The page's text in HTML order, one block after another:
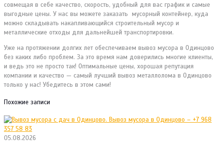
совмещая в себе качество, скорость, удобный для вас график и самые
выгодные цены. У нас вы можете заказать мусорный контейнер, куда
можно складывать накапливающийся строительный мусор и
металлические отходы для дальнейшей транспортировки.
Уже на протяжении долгих лет обеспечиваем вывоз мусора в Одинцово
без каких либо проблем. За это время нам доверились многие клиенты,
и ведь это не просто так! Оптимальные цены, хорошая репутация
компании и качество — самый лучший вывоз металлолома в Одинцово
только у нас! Убедитесь в этом сами!
Похожие записи
05.08.2026